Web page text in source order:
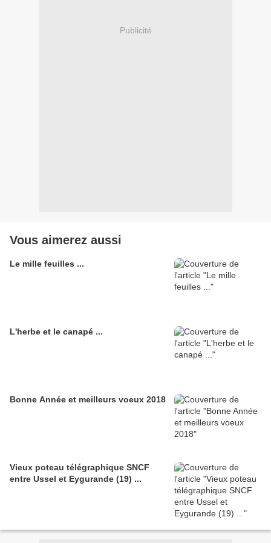
Publicité
Vous aimerez aussi
Le mille feuilles ...
L'herbe et le canapé ...
Bonne Année et meilleurs voeux 2018
Vieux poteau télégraphique SNCF
entre Ussel et Eygurande (19) ...